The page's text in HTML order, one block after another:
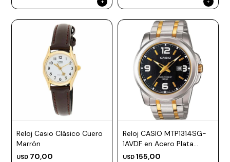
Reloj Casio Clásico Cuero
Marrón
USD 70,00
Reloj CASIO MTP1314SG-
1AVDF en Acero Plata
Esfera 45mm
USD 155,00